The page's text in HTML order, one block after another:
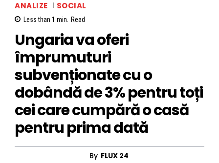
ANALIZE SOCIAL
Less than 1 min. Read
Ungaria va oferi
împrumuturi
subvenționate cu o
dobândă de 3% pentru toți
cei care cumpără o casă
pentru prima dată
By FLUX 24